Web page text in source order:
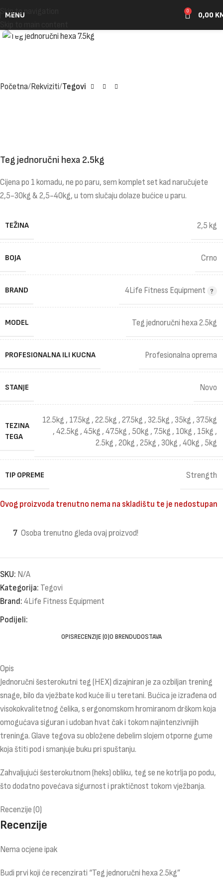
Skip to navigation
MENU 0 0,00
Početna Rekviziti Tegovi
Teg jednoručni hexa 2.5kg
Cijena po 1 komadu, ne po paru, sem komplet set kad naručujete
2,5-30kg & 2,5-40kg, u tom slučaju dolaze bućice u paru.
TEŽINA 2,5 kg
BOJA Crno
BRAND 4Life Fitness Equipment
MODEL Teg jednoručni hexa 2.5kg
PROFESIONALNA ILI KUCNA Profesionalna oprema
STANJE Novo
TEZINA
TEGA
12.5kg , 17.5kg , 22.5kg , 27.5kg , 32.5kg , 35kg , 37.5kg
, 42.5kg , 45kg , 47.5kg , 50kg , 7.5kg , 10kg , 15kg ,
2.5kg , 20kg , 25kg , 30kg , 40kg , 5kg
TIP OPREME Strength
Ovog proizvoda trenutno nema na skladištu te je nedostupan
7 Osoba trenutno gleda ovaj proizvod!
SKU: N/A
Kategorija: Tegovi
Brand: 4Life Fitness Equipment
Podijeli:
OPISRECENZIJE (0)O BRENDUDOSTAVA
Opis
Jednoručni šesterokutni teg (HEX) dizajniran je za ozbiljan trening
snage, bilo da vježbate kod kuće ili u teretani. Bućica je izrađena od
visokokvalitetnog čelika, s ergonomskom hromiranom drškom koja
omogućava siguran i udoban hvat čak i tokom najintenzivnijih
treninga. Glave tegova su obložene debelim slojem otporne gume
koja štiti pod i smanjuje buku pri spuštanju.
Zahvaljujući šesterokutnom (heks) obliku, teg se ne kotrlja po podu,
što dodatno povećava sigurnost i praktičnost tokom vježbanja.
Recenzije (0)
Recenzije
Nema ocjene ipak
Budi prvi koji će recenzirati “Teg jednoručni hexa 2.5kg”